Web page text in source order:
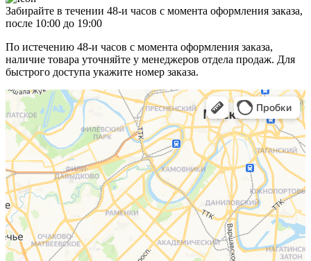
Забирайте в течении 48-и часов с момента оформления заказа,
после 10:00 до 19:00
По истечению 48-и часов с момента оформления заказа,
наличие товара уточняйте у менеджеров отдела продаж. Для
быстрого доступа укажите номер заказа.